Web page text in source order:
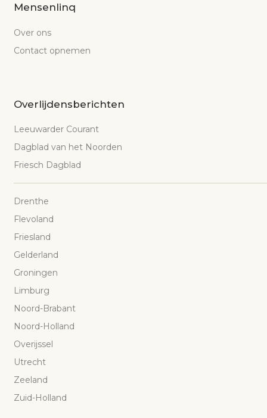
Mensenlinq
Over ons
Contact opnemen
Overlijdensberichten
Leeuwarder Courant
Dagblad van het Noorden
Friesch Dagblad
Drenthe
Flevoland
Friesland
Gelderland
Groningen
Limburg
Noord-Brabant
Noord-Holland
Overijssel
Utrecht
Zeeland
Zuid-Holland